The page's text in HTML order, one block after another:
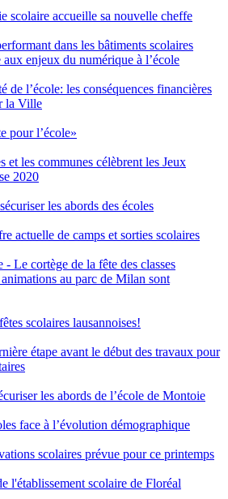
scolaire accueille sa nouvelle cheffe
dans les bâtiments scolaires
enjeux du numérique à l’école
de l’école: les conséquences financières
la Ville
pour l’école»
et les communes célèbrent les Jeux
2020
les abords des écoles
actuelle de camps et sorties scolaires
- Le cortège de la fête des classes
au parc de Milan sont
scolaires lausannoises!
étape avant le début des travaux pour
les abords de l’école de Montoie
face à l’évolution démographique
scolaires prévue pour ce printemps
l'établissement scolaire de Floréal